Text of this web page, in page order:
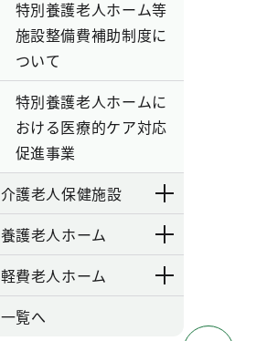
特別養護老人ホーム等
施設整備費補助制度に
ついて
特別養護老人ホームに
おける医療的ケア対応
促進事業
介護老人保健施設
養護老人ホーム
軽費老人ホーム
一覧へ